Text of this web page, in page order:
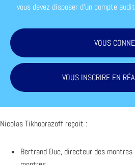
vous devez disposer d'un compte
VOUS
VOUS INSCRIRE EN
Nicolas Tikhobrazoff reçoit :
Bertrand Duc, directeur des montres